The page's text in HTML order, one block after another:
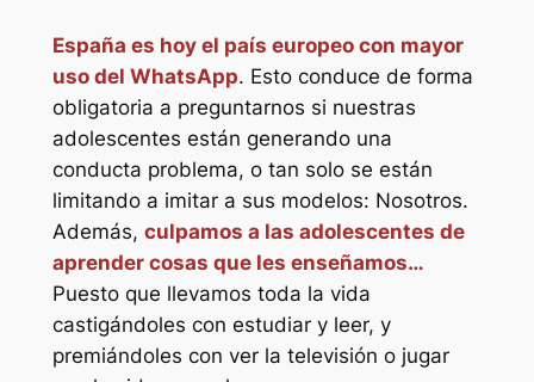
España es hoy el país europeo con mayor
uso del WhatsApp. Esto conduce de forma
obligatoria a preguntarnos si nuestras
adolescentes están generando una
conducta problema, o tan solo se están
limitando a imitar a sus modelos: Nosotros.
Además, culpamos a las adolescentes de
aprender cosas que les enseñamos…
Puesto que llevamos toda la vida
castigándoles con estudiar y leer, y
premiándoles con ver la televisión o jugar